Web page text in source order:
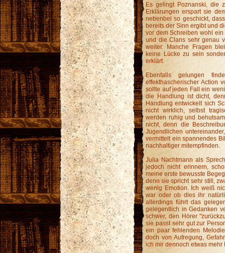
Es gelingt Poznanski, die
Erklärungen erspart sie
nebenbei so geschickt,
bereits der Sinn ergibt und
vor dem Schreiben wohl
und die Clans sehr genau
weiter. Manche Fragen
keine Lücke zu sein
erklärt.
Ebenfalls gelungen
effekthascherischer Action
sollte auf jeden Fall ein
die Handlung ist dicht,
Handlung entwickelt sich
nicht wirklich, selbst
werden ruhig und
nicht, denn die
Jugendlichen
vermittelt ein spannendes
nachhaltiger mitempfinden.
Julia Nachtmann als
jedoch nicht erinnern,
meine erste bewusste
denn sie spricht sehr still,
wenig Emotion. Ich weiß
war oder ob dies ihr
allerdings führt das
gelegentlich in Gedanken
schwer, den Hörer
sie passt sehr gut zur
ein paar fehlenden
doch von Aufregung,
ich mir dennoch etwas